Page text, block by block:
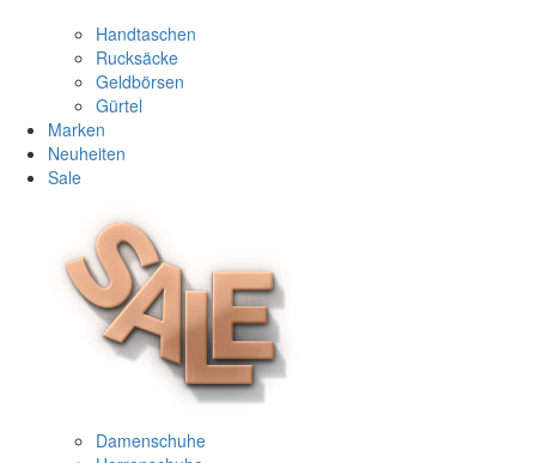
Handtaschen
Rucksäcke
Geldbörsen
Gürtel
Marken
Neuheiten
Sale
Damenschuhe